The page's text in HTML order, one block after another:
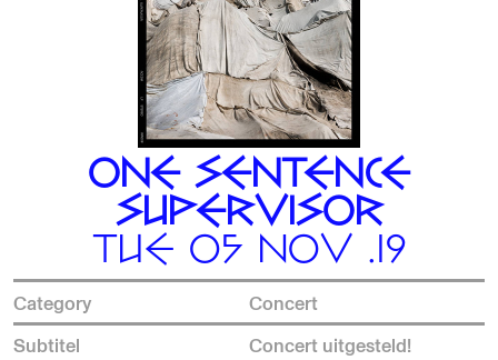
ONE SENTENCE
SUPERVISOR
TUE 05 NOV .19
Category
Concert
Subtitel
Concert uitgesteld!